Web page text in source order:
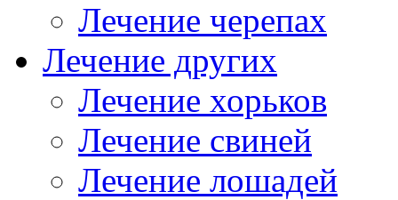
Лечение черепах
Лечение других
Лечение хорьков
Лечение свиней
Лечение лошадей